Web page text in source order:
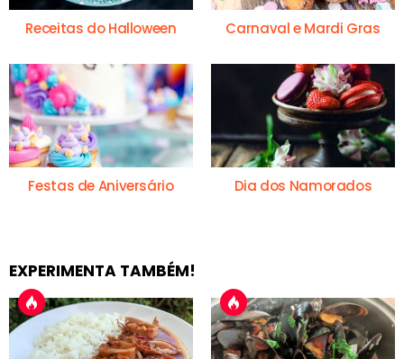
Receitas do Halloween Carnaval e Mardi Gras
Festas de Aniversário Dia dos Namorados
EXPERIMENTA TAMBÉM!